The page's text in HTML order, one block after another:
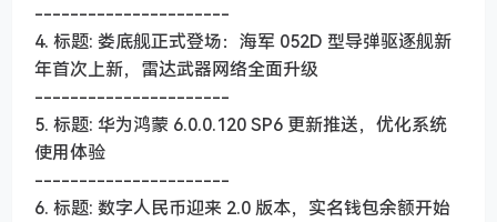
----------------------
4. 标题: 娄底舰正式登场：海军 052D 型导弹驱逐舰新
年首次上新，雷达武器网络全面升级
----------------------
5. 标题: 华为鸿蒙 6.0.0.120 SP6 更新推送，优化系统
使用体验
----------------------
6. 标题: 数字人民币迎来 2.0 版本，实名钱包余额开始